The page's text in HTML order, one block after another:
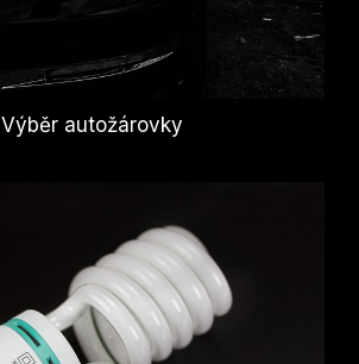
Výběr autožárovky